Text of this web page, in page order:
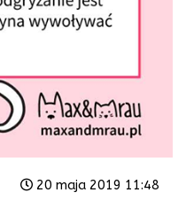
20 maja 2019 11:48